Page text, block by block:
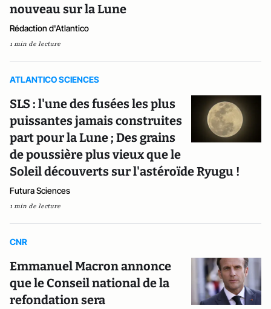
nouveau sur la Lune
Rédaction d'Atlantico
1 min de lecture
ATLANTICO SCIENCES
SLS : l'une des fusées les plus
puissantes jamais construites
part pour la Lune ; Des grains
de poussière plus vieux que le
Soleil découverts sur l'astéroïde Ryugu !
Futura Sciences
1 min de lecture
CNR
Emmanuel Macron annonce
que le Conseil national de la
refondation sera